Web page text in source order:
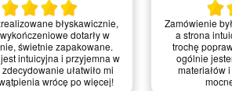
błyskawicznie,
dotarły w
świetnie zapakowane.
intuicyjna i przyjemna w
ułatwiło mi
wrócę po więcej!
Zamówienie
a strona
trochę
ogólnie
materiałów